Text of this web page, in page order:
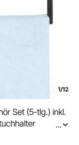
1/12
Set (5-tlg.) inkl.
...